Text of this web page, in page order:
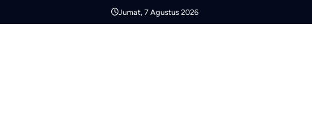
Jumat, 7 Agustus 2026